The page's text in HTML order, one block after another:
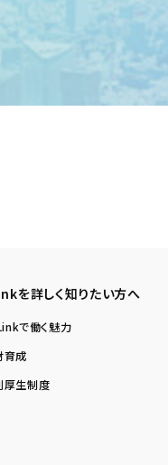
を詳しく知りたい方へ
で働く魅力
育成
厚生制度